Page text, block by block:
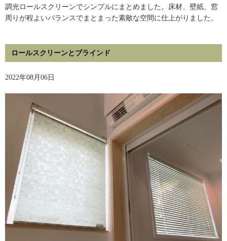
調光ロールスクリーンでシンプルにまとめました。床材、壁紙、窓
周りが程よいバランスでまとまった素敵な空間に仕上がりました。
ロールスクリーンとブラインド
2022年08月06日